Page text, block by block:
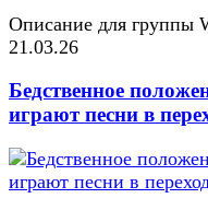
Описание для группы
21.03.26
Бедственное
играют песни в